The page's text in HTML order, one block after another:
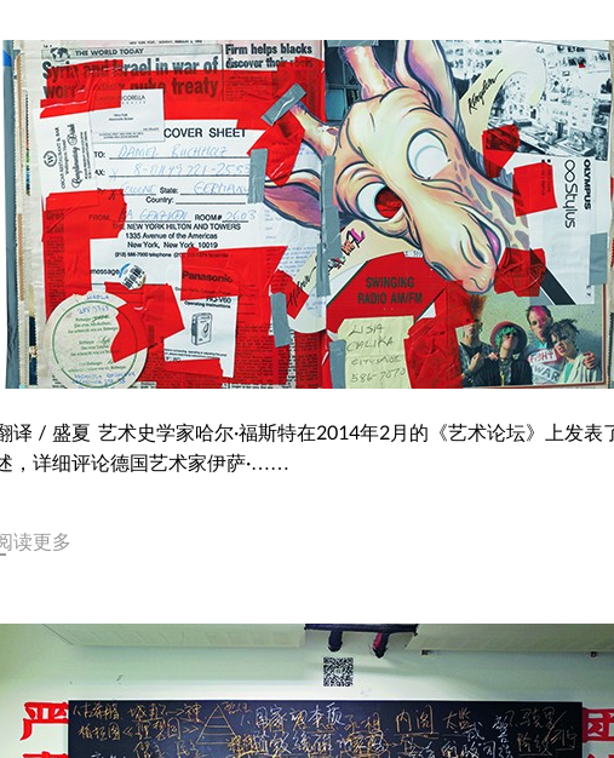
译 / 盛夏 艺术史学家哈尔·福斯特在2014年2月的《艺术论坛》上发表
，详细评论德国艺术家伊萨·……
读更多
的水墨画 民国狂欢：“大世界”里的哈哈镜世界
2011年12月06日
胶衣
2015年07月15日
2015年6月号